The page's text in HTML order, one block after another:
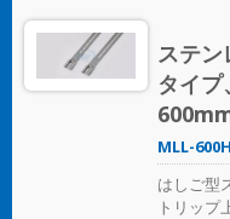
ステン
タイプ
MLL-
はしご型
トリップ